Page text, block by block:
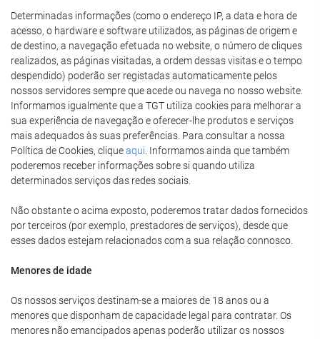
Determinadas informações (como o endereço IP, a data e hora de
acesso, o hardware e software utilizados, as páginas de origem e
de destino, a navegação efetuada no website, o número de cliques
realizados, as páginas visitadas, a ordem dessas visitas e o tempo
despendido) poderão ser registadas automaticamente pelos
nossos servidores sempre que acede ou navega no nosso website.
Informamos igualmente que a TGT utiliza cookies para melhorar a
sua experiência de navegação e oferecer-lhe produtos e serviços
mais adequados às suas preferências. Para consultar a nossa
Política de Cookies, cliqueaqui . Informamos ainda que também
poderemos receber informações sobre si quando utiliza
determinados serviços das redes sociais.
Não obstante o acima exposto, poderemos tratar dados fornecidos
por terceiros (por exemplo, prestadores de serviços), desde que
esses dados estejam relacionados com a sua relação connosco.
Menores de idade
Os nossos serviços destinam-se a maiores de 18 anos ou a
menores que disponham de capacidade legal para contratar. Os
menores não emancipados apenas poderão utilizar os nossos